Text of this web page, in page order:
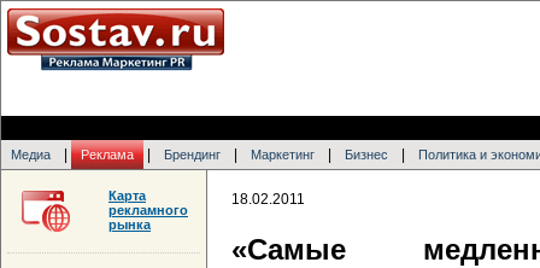
Медиа Реклама Брендинг Маркетинг Бизнес Политика и
18.02.2011
«Самые
Карта
рекламного
рынка